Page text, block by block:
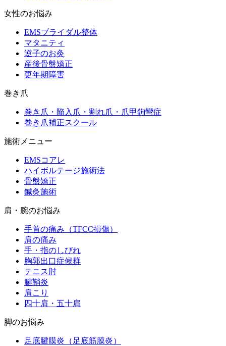
女性のお悩み
EMSブライダル整体
マタニティ
逆子のお灸
産後骨盤矯正
更年期障害
巻き爪
巻き爪・陥入爪・割れ爪・爪甲鉤彎症
巻き爪補正スクール
施術メニュー
EMSコアレ
ハイボルテージ施術法
骨盤矯正
鍼灸施術
肩・腕のお悩み
手首の痛み（TFCC損傷）
肩の痛み
手・指のしびれ
胸郭出口症候群
テニス肘
腱鞘炎
肩こり
四十肩・五十肩
脚のお悩み
足底腱膜炎（足底筋膜炎）